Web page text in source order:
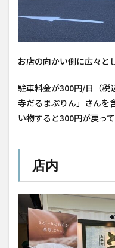
お店の向かい側に広々と
駐車料金が300円/日（税
寺だるまぷりん」さんを
い物すると300円が戻っ
店内